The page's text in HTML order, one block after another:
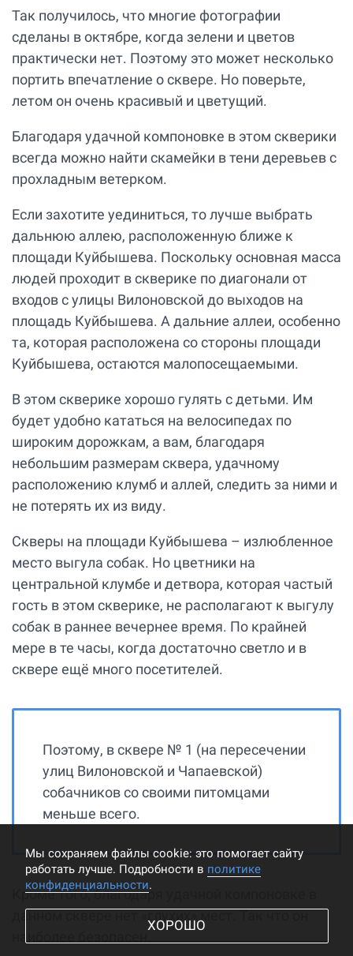
Так получилось, что многие фотографии
сделаны в октябре, когда зелени и цветов
практически нет. Поэтому это может несколько
портить впечатление о сквере. Но поверьте,
летом он очень красивый и цветущий.
Благодаря удачной компоновке в этом скверики
всегда можно найти скамейки в тени деревьев с
прохладным ветерком.
Если захотите уединиться, то лучше выбрать
дальнюю аллею, расположенную ближе к
площади Куйбышева. Поскольку основная масса
людей проходит в скверике по диагонали от
входов с улицы Вилоновской до выходов на
площадь Куйбышева. А дальние аллеи, особенно
та, которая расположена со стороны площади
Куйбышева, остаются малопосещаемыми.
В этом скверике хорошо гулять с детьми. Им
будет удобно кататься на велосипедах по
широким дорожкам, а вам, благодаря
небольшим размерам сквера, удачному
расположению клумб и аллей, следить за ними и
не потерять их из виду.
Скверы на площади Куйбышева – излюбленное
место выгула собак. Но цветники на
центральной клумбе и детвора, которая частый
гость в этом скверике, не располагают к выгулу
собак в раннее вечернее время. По крайней
мере в те часы, когда достаточно светло и в
сквере ещё много посетителей.
Поэтому, в сквере № 1 (на пересечении
улиц Вилоновской и Чапаевской)
собачников со своими питомцами
меньше всего.
Кроме того, благодаря удачной компоновке в
данном сквере нет «глухих» мест. Так что он
Мы cохраняем файлы cookie: это помогает сайту
работать лучше. Подробности в политике
конфиденциальности.
ХОРОШО